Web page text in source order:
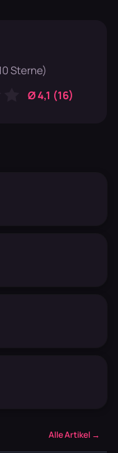
Sterne)
Ø 4,1 (16)
Alle Artikel →